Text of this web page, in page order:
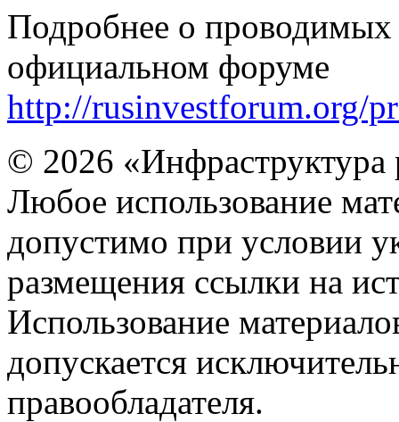
Подробнее о проводимых
официальном форуме
http://rusinvestforum.org/
© 2026 «Инфраструктура
Любое использование
допустимо при условии
размещения ссылки на
Использование
допускается
правообладателя.